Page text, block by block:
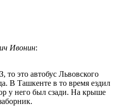
Ивонин:
то это автобус Львовского
В Ташкенте в то время ездил
у него был сзади. На крыше